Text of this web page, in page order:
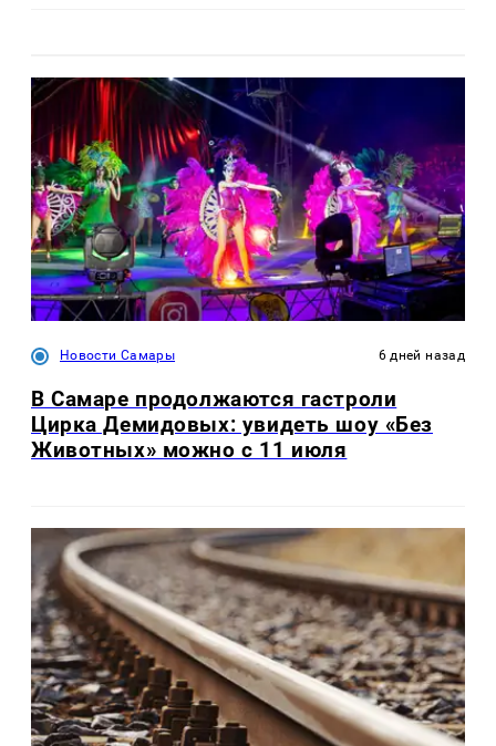
Новости Самары 6 дней назад
В Самаре продолжаются гастроли
Цирка Демидовых: увидеть шоу «Без
Животных» можно с 11 июля